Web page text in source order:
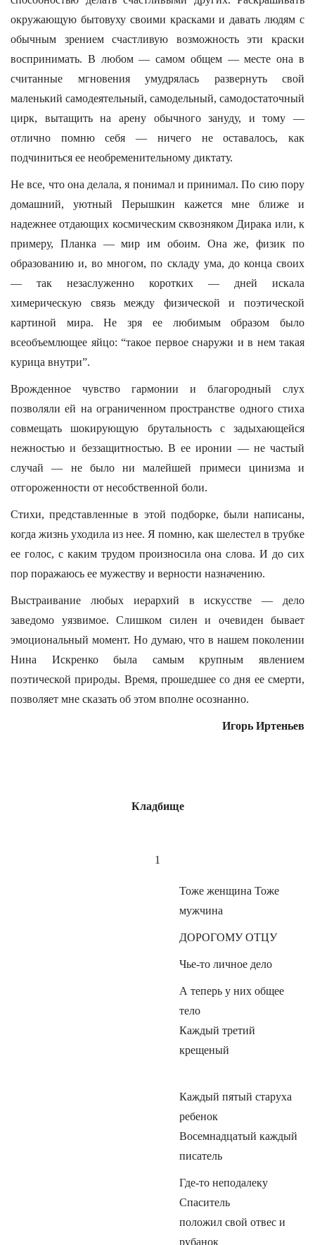
окружающую бытовуху своими красками и давать людям с
обычным зрением счастливую возможность эти краски
воспринимать. В любом — самом общем — месте она в
считанные мгновения умудрялась развернуть свой
маленький самодеятельный, самодельный, самодостаточный
цирк, вытащить на арену обычного зануду, и тому —
отлично помню себя — ничего не оставалось, как
подчиниться ее необременительному диктату.
Не все, что она делала, я понимал и принимал. По сию пору
домашний, уютный Перышкин кажется мне ближе и
надежнее отдающих космическим сквозняком Дирака или, к
примеру, Планка — мир им обоим. Она же, физик по
образованию и, во многом, по складу ума, до конца своих
— так незаслуженно коротких — дней искала
химерическую связь между физической и поэтической
картиной мира. Не зря ее любимым образом было
всеобъемлющее яйцо: “такое первое снаружи и в нем такая
курица внутри”.
Врожденное чувство гармонии и благородный слух
позволяли ей на ограниченном пространстве одного стиха
совмещать шокирующую брутальность с задыхающейся
нежностью и беззащитностью. В ее иронии — не частый
случай — не было ни малейшей примеси цинизма и
отгороженности от несобственной боли.
Стихи, представленные в этой подборке, были написаны,
когда жизнь уходила из нее. Я помню, как шелестел в трубке
ее голос, с каким трудом произносила она слова. И до сих
пор поражаюсь ее мужеству и верности назначению.
Выстраивание любых иерархий в искусстве — дело
заведомо уязвимое. Слишком силен и очевиден бывает
эмоциональный момент. Но думаю, что в нашем поколении
Нина Искренко была самым крупным явлением
поэтической природы. Время, прошедшее со дня ее смерти,
позволяет мне сказать об этом вполне осознанно.
Игорь Иртеньев
Кладбище
1
Тоже женщина Тоже
мужчина
ДОРОГОМУ ОТЦУ
Чье-то личное дело
А теперь у них общее
тело
Каждый третий
крещеный
Каждый пятый старуха
ребенок
Восемнадцатый каждый
писатель
Где-то неподалеку
Спаситель
положил свой отвес и
рубанок